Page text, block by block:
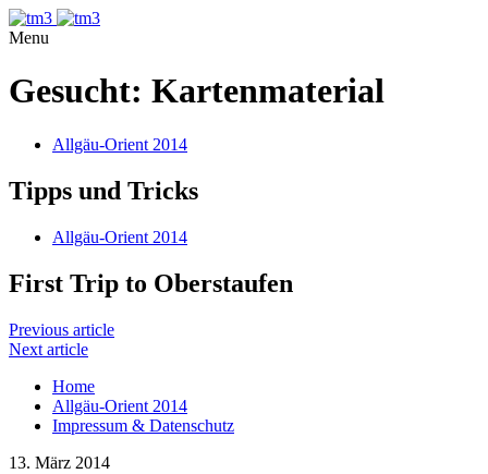
Menu
Gesucht: Kartenmaterial
Allgäu-Orient 2014
Tipps und Tricks
Allgäu-Orient 2014
First Trip to Oberstaufen
Previous article
Next article
Home
Allgäu-Orient 2014
Impressum & Datenschutz
13. März 2014